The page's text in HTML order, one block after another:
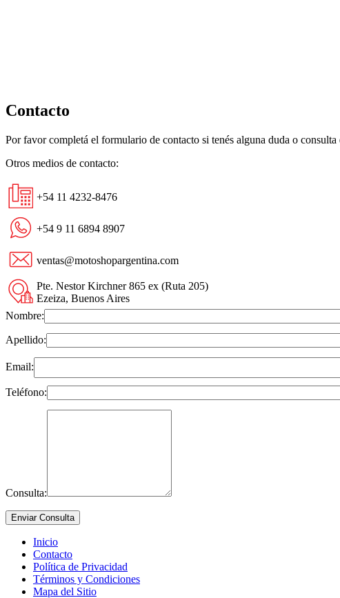
Contacto
Por favor completá el formulario de contacto si tenés alguna duda o
Otros medios de contacto:
+54 11 4232-8476
+54 9 11 6894 8907
ventas@motoshopargentina.com
Pte. Nestor Kirchner 865 ex (Ruta 205)
Ezeiza, Buenos Aires
Nombre:
Apellido:
Email:
Teléfono:
Consulta:
Inicio
Contacto
Política de Privacidad
Términos y Condiciones
Mapa del Sitio